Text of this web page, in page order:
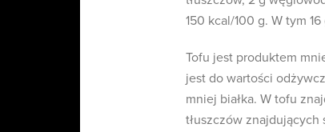
150 kcal/100 g. W tym
Tofu jest produktem
jest do wartości
mniej białka. W tofu
tłuszczów